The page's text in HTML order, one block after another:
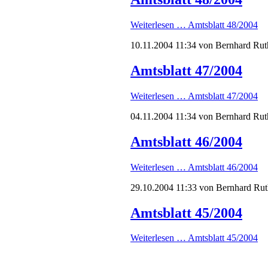
Weiterlesen … Amtsblatt 48/2004
10.11.2004 11:34 von Bernhard
Amtsblatt 47/2004
Weiterlesen … Amtsblatt 47/2004
04.11.2004 11:34 von Bernhard
Amtsblatt 46/2004
Weiterlesen … Amtsblatt 46/2004
29.10.2004 11:33 von Bernhard
Amtsblatt 45/2004
Weiterlesen … Amtsblatt 45/2004